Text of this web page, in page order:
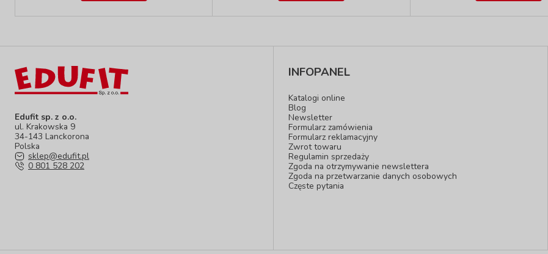
Edufit sp. z o.o.
ul. Krakowska 9
34-143 Lanckorona
Polska
sklep@edufit.pl
0 801 528 202
INFOPANEL
Katalogi online
Blog
Newsletter
Formularz zamówienia
Formularz reklamacyjny
Zwrot towaru
Regulamin sprzedaży
Zgoda na otrzymywanie newslettera
Zgoda na przetwarzanie danych osobowych
Częste pytania